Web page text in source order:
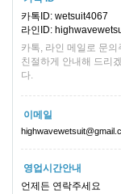
카톡ID: wetsuit4067
라인ID:
카톡, 라인 메일로 문의
친절하게 안내해 드리
다.
이메일
영업시간안내
언제든 연락주세요